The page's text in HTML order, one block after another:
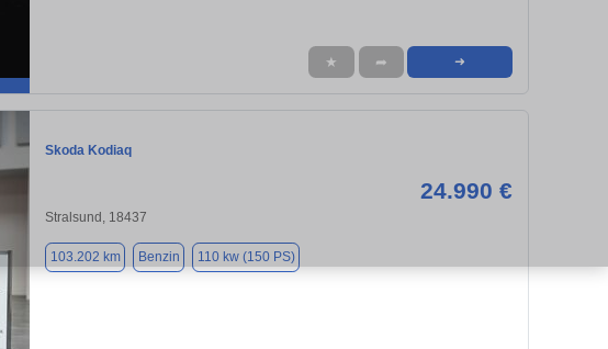
★ ➦ ➜
Skoda Kodiaq
24.990 €
Stralsund, 18437
103.202 km Benzin 110 kw (150 PS)